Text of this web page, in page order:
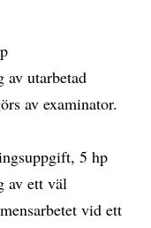
av utarbetad
av examinator.
5 hp
av ett väl
vid ett